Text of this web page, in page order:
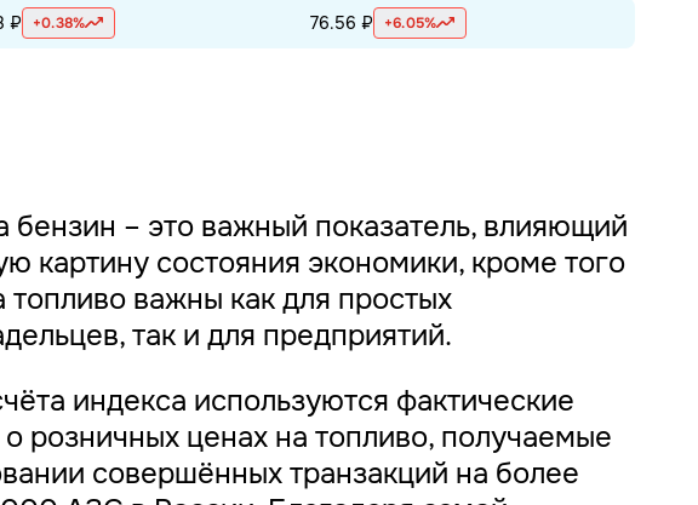
₽ +0.38% 76.56 ₽ +6.05%
бензин – это важный показатель, влияющий
картину состояния экономики, кроме того
топливо важны как для простых
так и для предприятий.
индекса используются фактические
розничных ценах на топливо, получаемые
совершённых транзакций на более